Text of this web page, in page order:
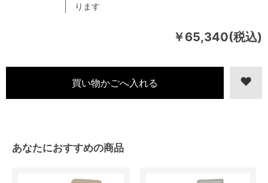
￥65,340(税込)
ります
あなたにおすすめの商品